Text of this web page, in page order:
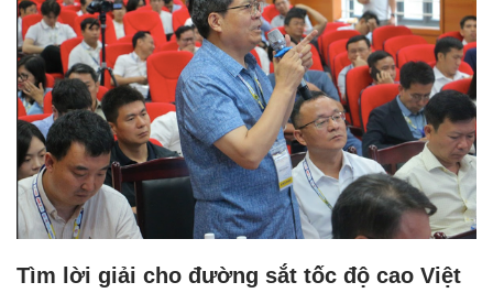
Tìm lời giải cho đường sắt tốc độ cao Việt